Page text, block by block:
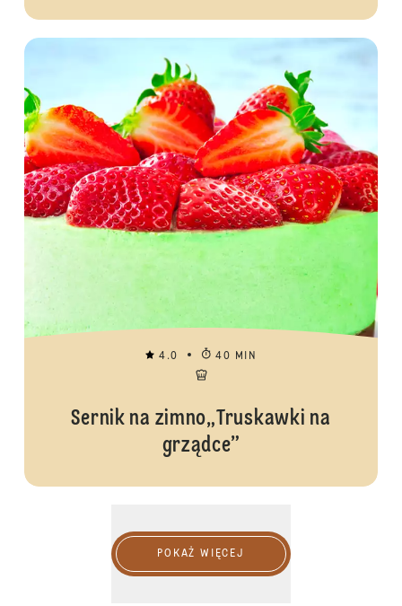
4.0 40 MIN
Sernik na zimno„Truskawki na
grządce”
POKAŻ WIĘCEJ